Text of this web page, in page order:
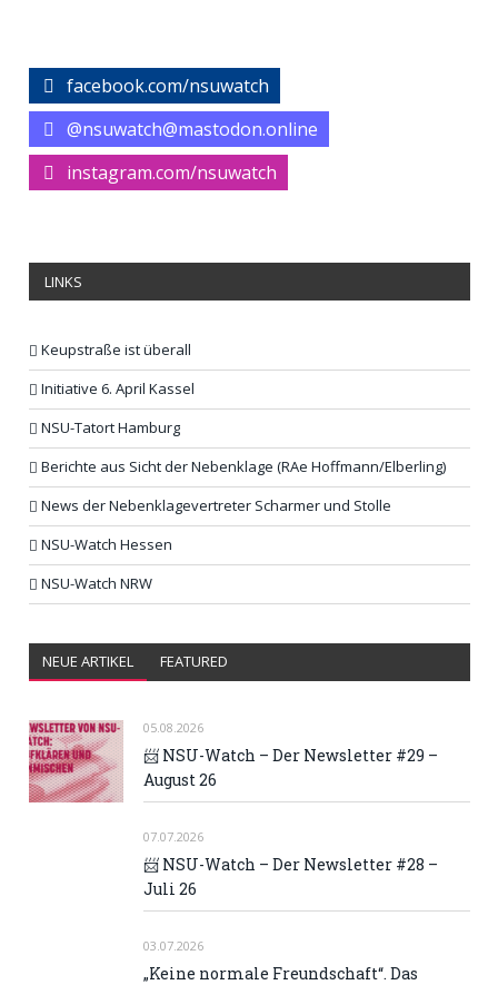
facebook.com/nsuwatch
@nsuwatch@mastodon.online
instagram.com/nsuwatch
LINKS
Keupstraße ist überall
Initiative 6. April Kassel
NSU-Tatort Hamburg
Berichte aus Sicht der Nebenklage (RAe Hoffmann/Elberling)
News der Nebenklagevertreter Scharmer und Stolle
NSU-Watch Hessen
NSU-Watch NRW
NEUE ARTIKEL FEATURED
05.08.2026
📨 NSU-Watch – Der Newsletter #29 –
August 26
07.07.2026
📨 NSU-Watch – Der Newsletter #28 –
Juli 26
03.07.2026
„Keine normale Freundschaft“. Das